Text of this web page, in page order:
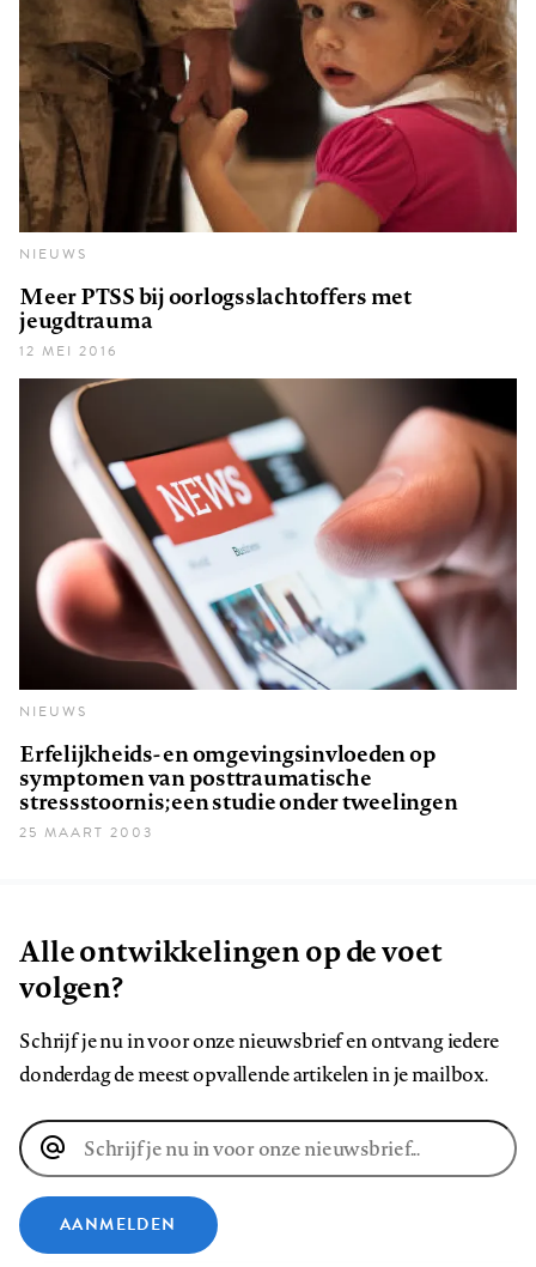
NIEUWS
Meer PTSS bij oorlogsslachtoffers met
jeugdtrauma
12 MEI 2016
NIEUWS
Erfelijkheids- en omgevingsinvloeden op
symptomen van posttraumatische
stressstoornis; een studie onder tweelingen
25 MAART 2003
Alle ontwikkelingen op de voet
volgen?
Schrijf je nu in voor onze nieuwsbrief en ontvang iedere
donderdag de meest opvallende artikelen in je mailbox.
E-
mailadres
AANMELDEN